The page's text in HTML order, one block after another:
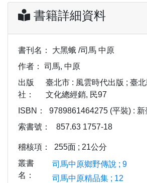
書籍詳細資料
書刊名：
大黑蛾 /司馬 中原
作者：
司馬, 中原
出版
社：
臺北市 : 風雲時代出版 ; 臺
文化總經銷, 民97
ISBN：
9789861464275 (平裝) :
索書號：
857.63 1757-18
稽核項：
255面 ; 21公分
叢書
名：
司馬中原鄉野傳說 ; 9
司馬中原精品集 ; 12